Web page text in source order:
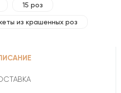
15 роз
из крашенных роз